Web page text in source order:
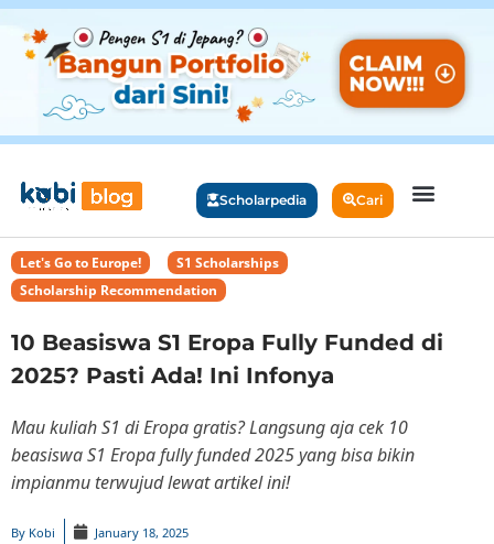
Scholarpedia Cari
Let's Go to Europe! S1 Scholarships
Scholarship Recommendation
10 Beasiswa S1 Eropa Fully Funded di
2025? Pasti Ada! Ini Infonya
Mau kuliah S1 di Eropa gratis? Langsung aja cek 10
beasiswa S1 Eropa fully funded 2025 yang bisa bikin
impianmu terwujud lewat artikel ini!
By Kobi January 18, 2025